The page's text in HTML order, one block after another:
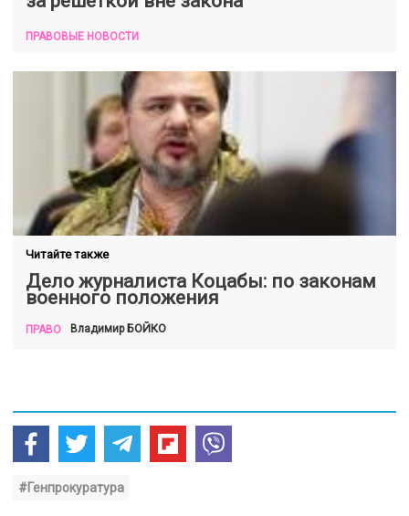
ПРАВОВЫЕ НОВОСТИ
Читайте также
Дело журналиста Коцабы: по законам
военного положения
ПРАВО ВладимирБОЙКО
#Генпрокуратура